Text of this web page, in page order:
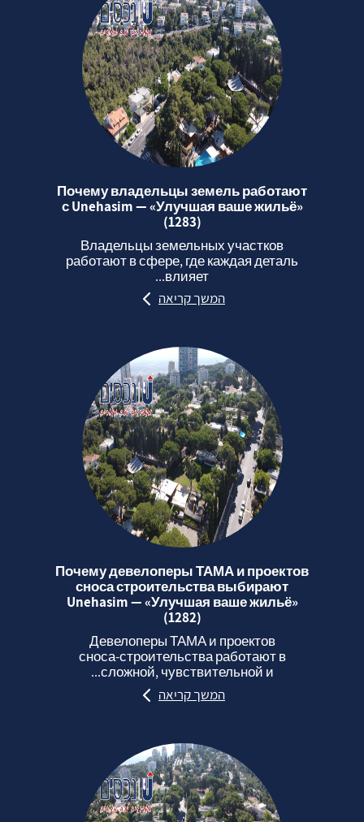
Почему владельцы земель работают
с Unehasim — «Улучшая ваше жильё»
(1283)
Владельцы земельных участков
работают в сфере, где каждая деталь
влияет...
המשך קריאה
Почему девелоперы ТАМА и проектов
сноса строительства выбирают
Unehasim — «Улучшая ваше жильё»
(1282)
Девелоперы ТАМА и проектов
сноса‑строительства работают в
сложной, чувствительной и...
המשך קריאה